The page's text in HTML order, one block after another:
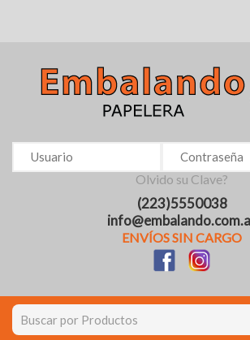
Olvido su Clave?
(223)5550038
ENVÍOS SIN CARGO